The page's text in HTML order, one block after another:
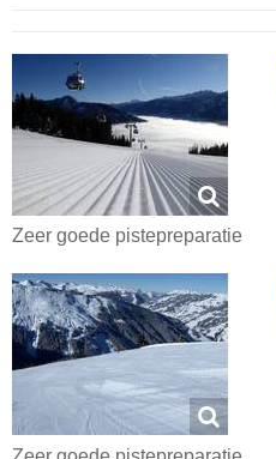
Zeer goede pistepreparatie